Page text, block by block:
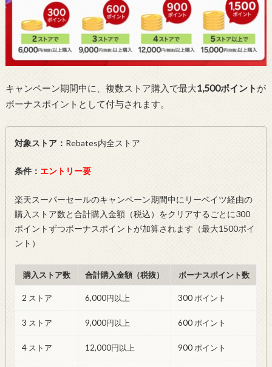
キャンペーン期間中に、複数ストア購入で最大1,500ポイント が
ボーナスポイントとして付与されます。
対象ストア： Rebates内全ストア
条件： エントリー要
楽天スーパーセールのキャンペーン期間中にリーベイツ経由の
購入ストア数と合計購入金額（税込）をクリアするごとに300
ポイントずつボーナスポイントが加算されます（最大1500ポイ
ント）
購入ストア数 合計購入金額（税抜） ボーナスポイント数
2 ストア 6,000円以上 300 ポイント
3 ストア 9,000円以上 600 ポイント
4 ストア 12,000円以上 900 ポイント